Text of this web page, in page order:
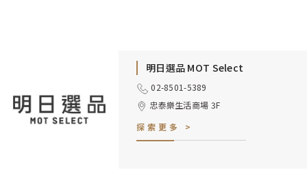
明日選品 MOT Select
02-8501-5389
忠泰樂生活商場 3F
探索更多 >